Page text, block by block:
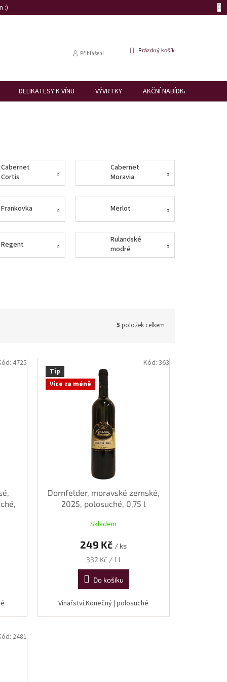
:)
Přihlášení
NÁKUPNÍ
Prázdný košík
DELIKATESY K VÍNU VÝVRTKY AKČNÍ NABÍDKA
Cabernet
Cortis
Cabernet
Moravia
Frankovka Merlot
Regent
Rulandské
modré
5 položek celkem
4725
Tip
Více za méně
Dornfelder, moravské zemské,
2025, polosuché, 0,75 l
Skladem
249 Kč / ks
Měrná
cena:
332 Kč / 1 l
Do košíku
Vinařství Konečný | polosuché
Kód: 363
2481